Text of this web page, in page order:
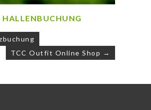
HALLENBUCHUNG
TCC Outfit Online Shop →